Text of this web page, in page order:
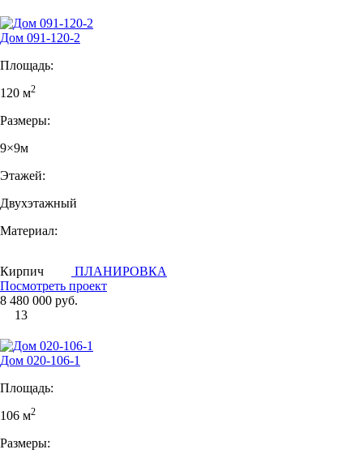
Дом 091-120-2
Площадь:
120 м2
Размеры:
9×9м
Этажей:
Двухэтажный
Материал:
Кирпич
ПЛАНИРОВКА
Посмотреть проект
8 480 000 руб.
13
Дом 020-106-1
Площадь:
106 м2
Размеры: